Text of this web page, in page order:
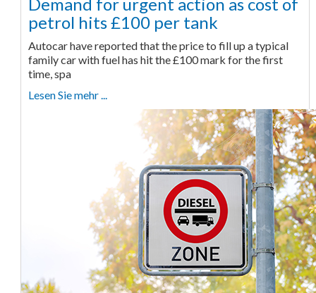
petrol hits £100 per tank
Autocar have reported that the price to fill up a typical
family car with fuel has hit the £100 mark for the first
time, spa
Lesen Sie mehr ...